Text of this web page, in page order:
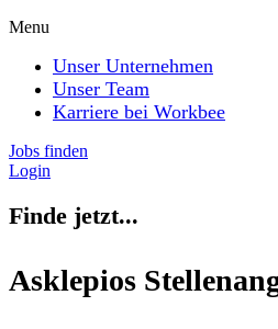
Menu
Unser Unternehmen
Unser Team
Karriere bei Workbee
Jobs finden
Login
Finde jetzt...
Asklepios